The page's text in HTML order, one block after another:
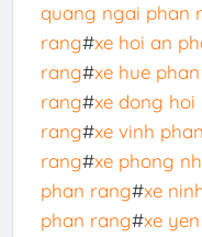
quang ngai phan
rang#xe hoi an
rang#xe hue
rang#xe dong
rang#xe vinh
rang#xe phong
phan rang#xe
phan rang#xe